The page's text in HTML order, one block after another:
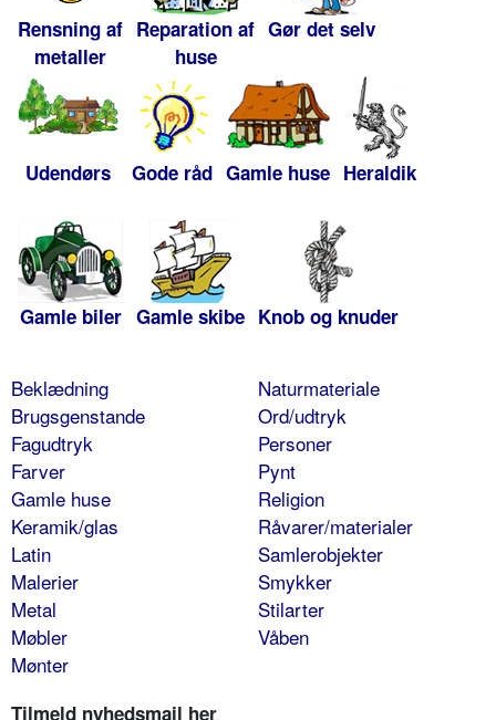
Rensning af
metaller
Reparation af
huse
Gør det selv
Udendørs Gode råd Gamle huse Heraldik
Gamle biler Gamle skibe Knob og knuder
Beklædning
Brugsgenstande
Fagudtryk
Farver
Gamle huse
Keramik/glas
Latin
Malerier
Metal
Møbler
Mønter
Naturmateriale
Ord/udtryk
Personer
Pynt
Religion
Råvarer/materialer
Samlerobjekter
Smykker
Stilarter
Våben
Tilmeld nyhedsmail her